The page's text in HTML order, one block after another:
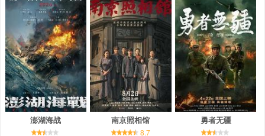
澎湖海战 南京照相馆
8.7
勇者无疆